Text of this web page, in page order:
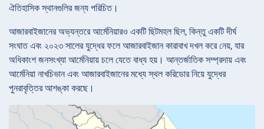
ঐতিহাসিক স্থানগুলির জন্য পরিচিত।
আজারবাইজানের অভ্যন্তরে আর্মেনিয়ারও একটি ছিটমহল ছিল, কিন্তু একটি দীর্ঘ
সংঘাত এবং ২০২৩ সালের যুদ্ধের ফলে আজারবাইজান কারাবাখ দখল করে নেয়, যার
অধিকাংশ জনসংখ্যা আর্মেনিয়ায় চলে যেতে বাধ্য হয়। আন্তর্জাতিক সম্প্রদায় এবং
আর্মেনিয়া নাখচিভান এবং আজারবাইজানের মধ্যে স্থল করিডোর নিয়ে যুদ্ধের
পুনরাবৃত্তির আশঙ্কা করছে।